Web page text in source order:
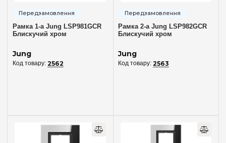
Рамка 1-а Jung LSP981GCR
Блискучий хром
Jung
2562
Рамка 2-а Jung LSP982GCR
Блискучий хром
Jung
2563